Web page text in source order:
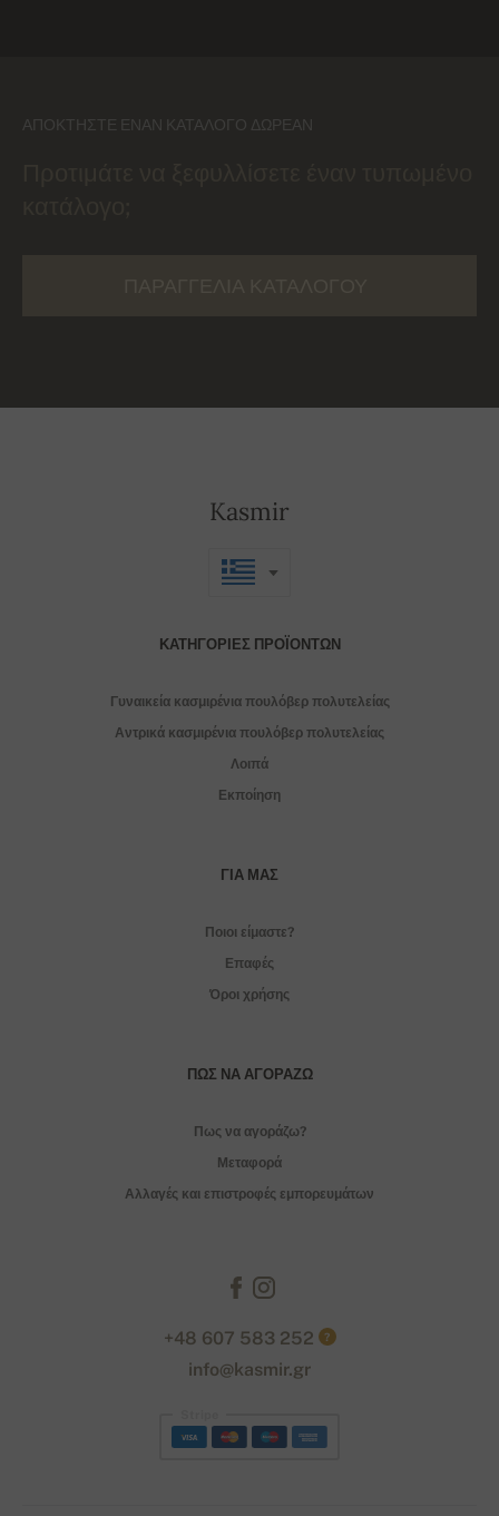
ΑΠΟΚΤΉΣΤΕ ΈΝΑΝ ΚΑΤΆΛΟΓΟ ΔΩΡΕΆΝ
Kasmir
ΚΑΤΗΓΟΡΊΕΣ ΠΡΟΪΌΝΤΩΝ
Γυναικεία κασμιρένια πουλόβερ πολυτελείας
Αντρικά κασμιρένια πουλόβερ πολυτελείας
Λοιπά
Εκποίηση
ΓΙΑ ΜΑΣ
Ποιοι είμαστε?
Επαφές
Όροι χρήσης
ΠΏΣ ΝΑ ΑΓΟΡΆΖΩ
Πως να αγοράζω?
Μεταφορά
Αλλαγές και επιστροφές εμπορευμάτων
+48 607 583 252 ?
info@kasmir.gr